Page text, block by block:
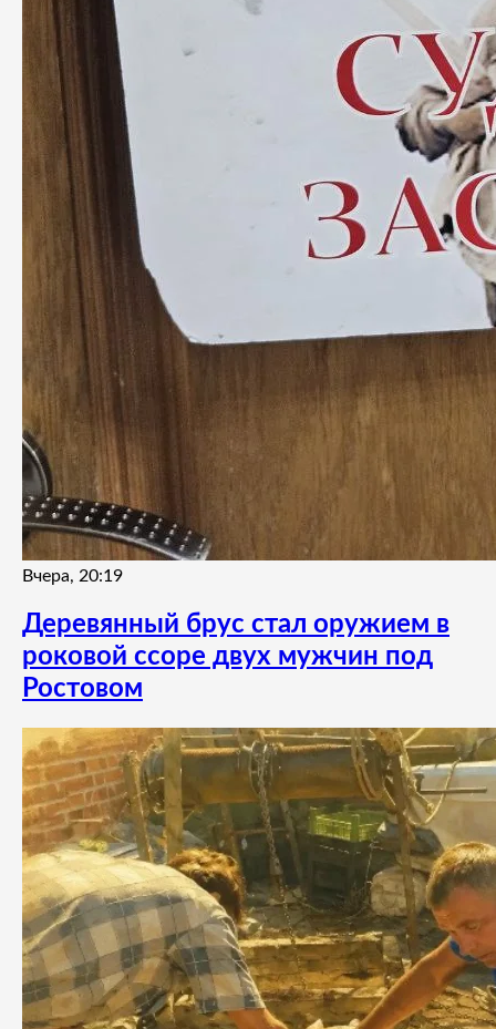
Вчера, 20:19
Деревянный брус стал оружием в
роковой ссоре двух мужчин под
Ростовом